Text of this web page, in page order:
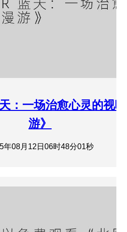
：一场治愈心灵的视
游》
年08月12日06时48分01秒